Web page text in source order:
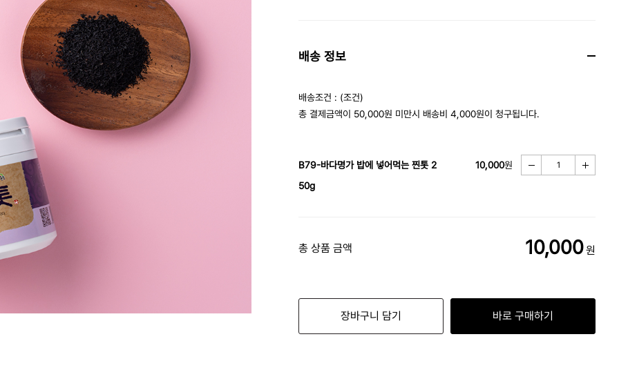
배송 정보
배송조건 : (조건)
총 결제금액이 50,000원 미만시 배송비 4,000원이 청구됩니다.
B79-바다명가 밥에 넣어먹는 찐톳 2
50g
10,000원
총 상품 금액 10,000원
장바구니 담기 바로 구매하기